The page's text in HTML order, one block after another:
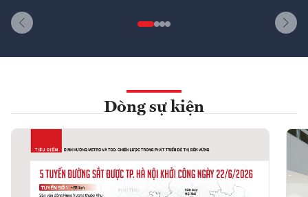
Dòng sự kiện